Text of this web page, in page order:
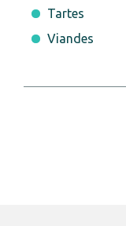
Tartes
Viandes